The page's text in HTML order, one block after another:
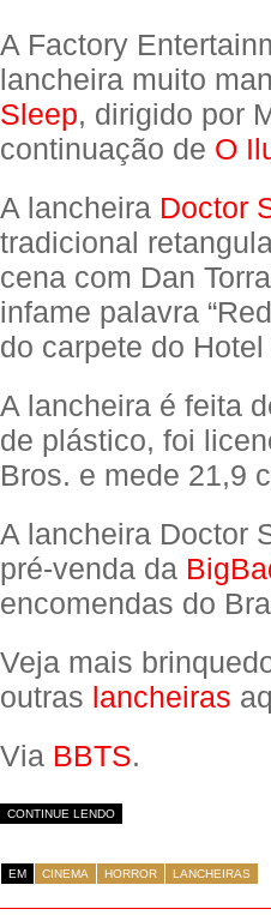
A Factory
lancheira muito
Sleep, dirigido por
continuação de O
A lancheira Doctor
tradicional
cena com Dan
infame palavra
do carpete do
A lancheira é feita
de plástico, foi
Bros. e mede 21,9
A lancheira Doctor
pré-venda da
encomendas do
Veja mais
outras lancheiras
Via BBTS.
CONTINUE LENDO
EM CINEMA HORROR LANCHEIRAS